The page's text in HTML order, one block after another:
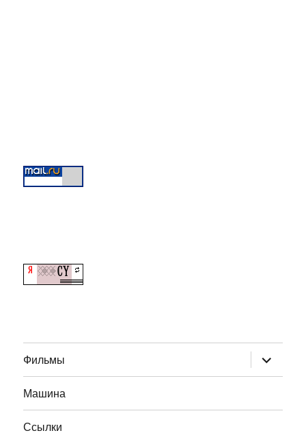
Фильмы дочернее
меню
Машина
Ссылки